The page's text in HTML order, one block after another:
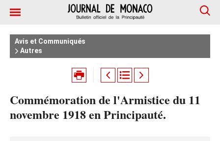
Avis et Communiqués
Autres
Commémoration de l'Armistice du 11
novembre 1918 en Principauté.